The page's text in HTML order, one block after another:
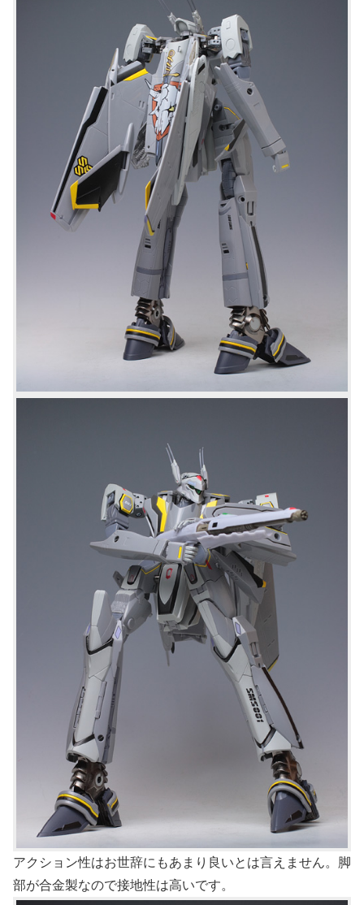
アクション性はお世辞にもあまり良いとは言えません。脚
部が合金製なので接地性は高いです。